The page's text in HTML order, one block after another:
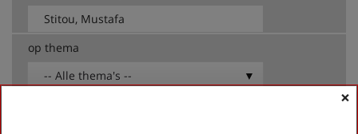
op thema
-- Alle thema's --
×